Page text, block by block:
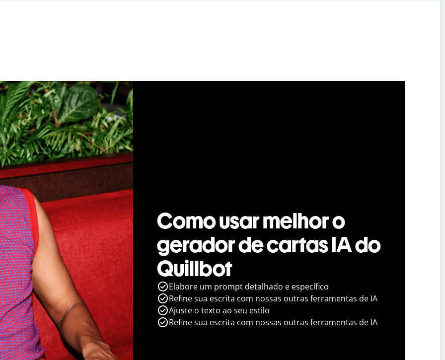
Como usar melhor o
gerador de cartas IA do
Quillbot
Elabore um prompt detalhado e específico
Refine sua escrita com nossas outras ferramentas de IA
Ajuste o texto ao seu estilo
Refine sua escrita com nossas outras ferramentas de IA